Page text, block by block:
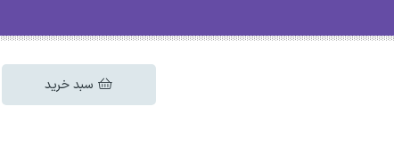
سبد خرید